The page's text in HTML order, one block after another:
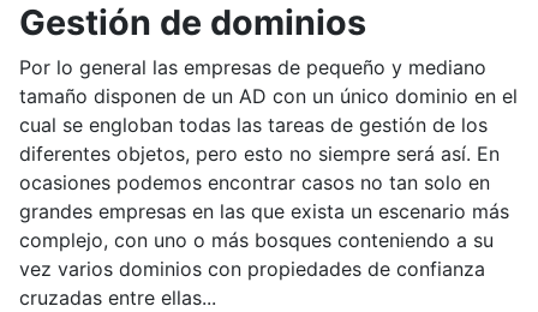
Gestión de dominios
Por lo general las empresas de pequeño y mediano
tamaño disponen de un AD con un único dominio en el
cual se engloban todas las tareas de gestión de los
diferentes objetos, pero esto no siempre será así. En
ocasiones podemos encontrar casos no tan solo en
grandes empresas en las que exista un escenario más
complejo, con uno o más bosques conteniendo a su
vez varios dominios con propiedades de confianza
cruzadas entre ellas...